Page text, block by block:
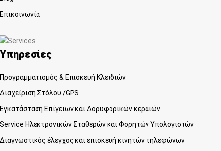
Επικοινωνία
Υπηρεσίες
Προγραμματισμός & Επισκευή Κλειδιών
Διαχείριση Στόλου /GPS
Εγκατάσταση Επίγειων και Δορυφορικών κεραιών
Service Ηλεκτρονικών Σταθερών και Φορητών Υπολογιστών
Διαγνωστικός έλεγχος και επισκευή κινητών τηλεφώνων